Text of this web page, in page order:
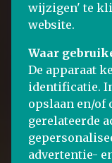
wijzigen' te
website.
Waar
De apparaat
identificatie.
opslaan en/of
gerelateerde
advertentie-